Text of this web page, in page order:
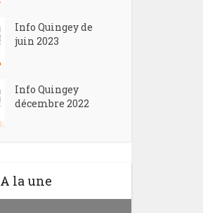
Info Quingey de
juin 2023
Info Quingey
décembre 2022
A la une